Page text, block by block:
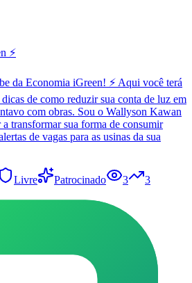
⚡
da Economia iGreen! ⚡ Aqui você terá
de como reduzir sua conta de luz em
com obras. Sou o Wallyson Kawan
transformar sua forma de consumir
de vagas para as usinas da sua
Livre Patrocinado 3 3
e Vestibular em Castilho no